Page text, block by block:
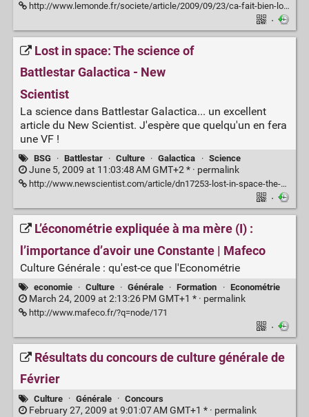
http://www.lemonde.fr/societe/article/2009/09/23/ca-fait-bien-longtemps-que-je-ne-prononce-plus-mon-prenom-quand-je-me-presente-au-telephone_1244095_3224.html
·
Lost in space: The science of
Battlestar Galactica - New
Scientist
La science dans Battlestar Galactica... un excellent
article du New Scientist. J'espère que quelqu'un en fera
une VF !
BSG · Battlestar · Culture · Galactica · Science
June 5, 2009 at 11:03:48 AM GMT+2 * · permalink
http://www.newscientist.com/article/dn17253-lost-in-space-the-science-of-battlestar-galactica.html?full=true
·
L’économétrie expliquée à ma mère (I) :
l’importance d’avoir une Constante | Mafeco
Culture Générale : qu'est-ce que l'Econométrie
economie · Culture · Générale · Formation · Econométrie
March 24, 2009 at 2:13:26 PM GMT+1 * · permalink
http://www.mafeco.fr/?q=node/171
·
Résultats du concours de culture générale de
Février
Culture · Générale · Concours
February 27, 2009 at 9:01:07 AM GMT+1 * · permalink